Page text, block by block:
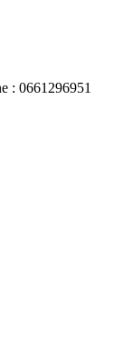
0661296951